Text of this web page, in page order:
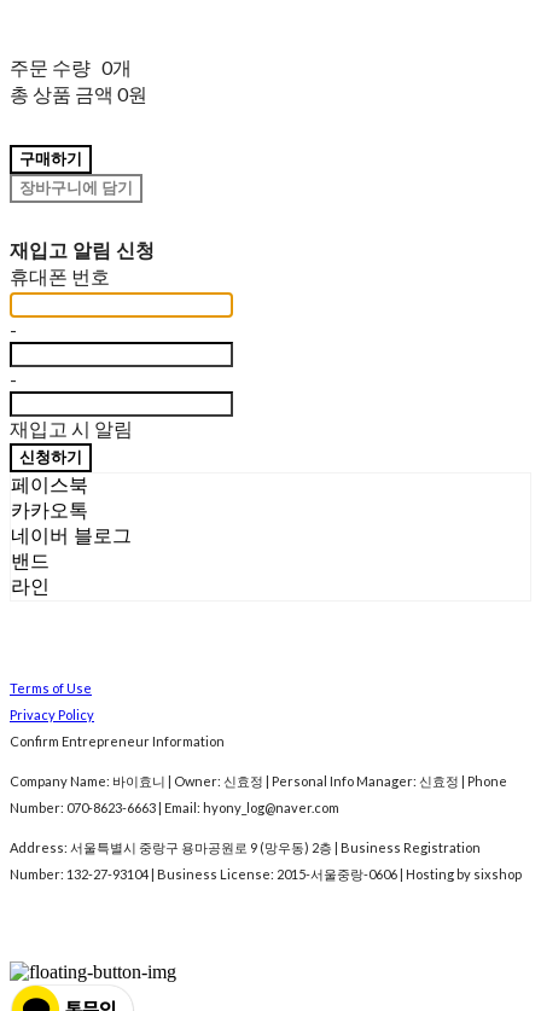
주문 수량 0개
총 상품 금액 0원
구매하기
장바구니에 담기
재입고 알림 신청
휴대폰 번호
-
-
재입고 시 알림
신청하기
페이스북
카카오톡
네이버 블로그
밴드
라인
Terms of Use
Privacy Policy
Confirm Entrepreneur Information
Company Name: 바이효니 | Owner: 신효정 | Personal Info Manager: 신효정 | Phone
Number: 070-8623-6663 | Email: hyony_log@naver.com
Address: 서울특별시 중랑구 용마공원로 9 (망우동) 2층 | Business Registration
Number: 132-27-93104 | Business License: 2015-서울중랑-0606 | Hosting by sixshop